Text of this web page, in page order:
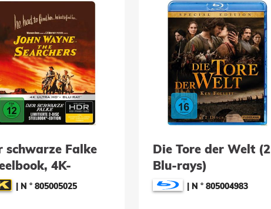
schwarze Falke
4K-
ray)
| N ° 805005025
Die Tore der Welt (2
Blu-rays)
| N ° 805004983